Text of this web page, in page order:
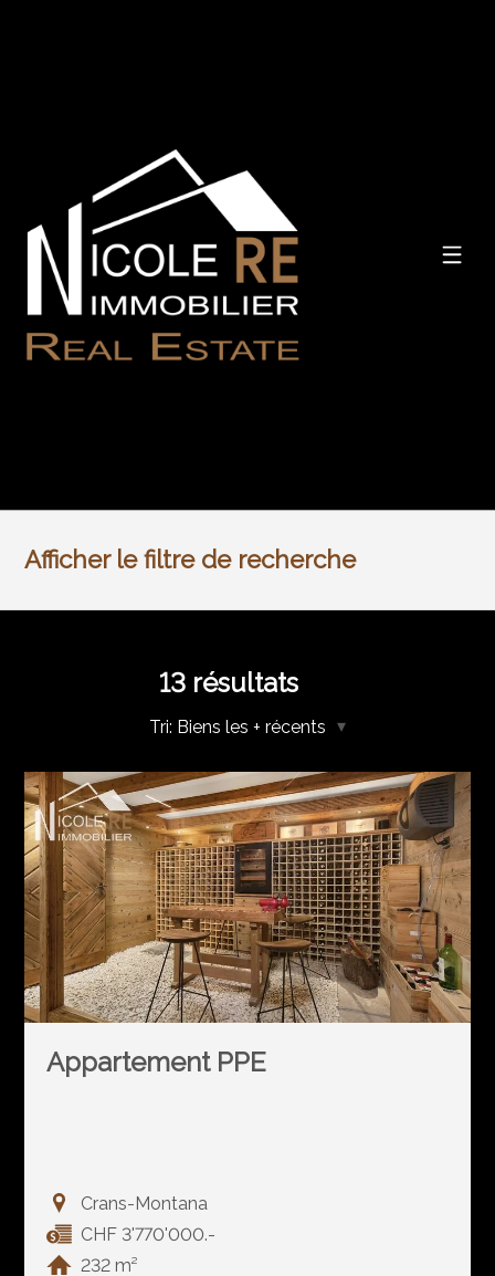
Afficher le filtre de recherche
13résultats
Tri: Biens les + récents
Appartement PPE
Crans-Montana
CHF 3'770'000.-
232 m²